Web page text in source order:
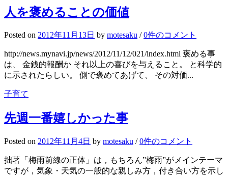
人を褒めることの価値
Posted on 2012年11月13日 by motesaku /0件のコメント
http://news.mynavi.jp/news/2012/11/12/021/index.html 褒める事
は、 金銭的報酬か それ以上の喜びを与えること。 と科学的
に示されたらしい。 側で褒めてあげて、 その対価...
子育て
先週一番嬉しかった事
Posted on 2012年11月4日 by motesaku /0件のコメント
拙著「梅雨前線の正体」は，もちろん”梅雨”がメインテーマ
ですが，気象・天気の一般的な親しみ方，付き合い方を示し